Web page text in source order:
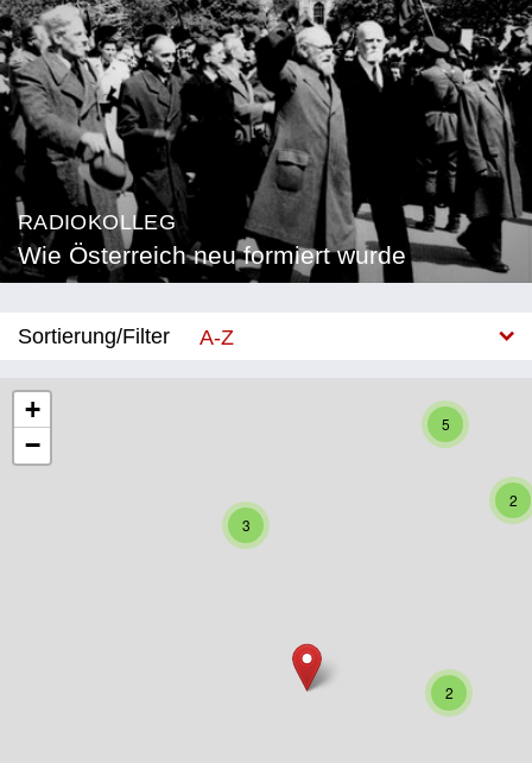
RADIOKOLLEG
Wie Österreich neu formiert wurde
Sortierung/Filter
A-Z
Kärnten
Oberösterreich
2
5
2
3
+
−